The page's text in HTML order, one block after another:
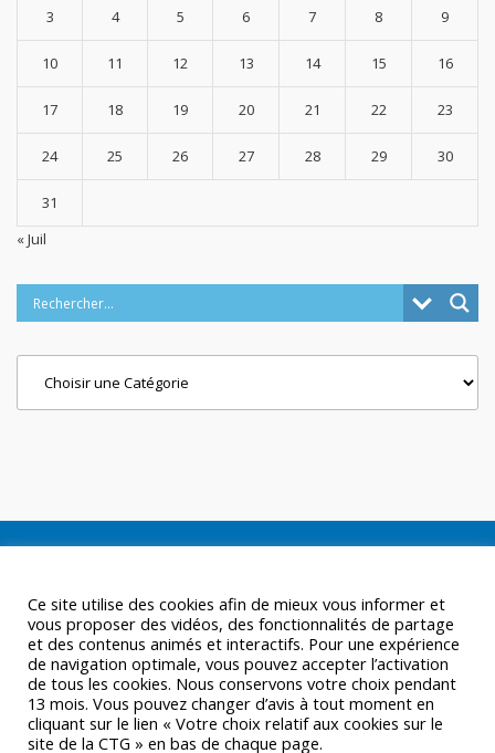
3 4 5 6 7 8 9
10 11 12 13 14 15 16
17 18 19 20 21 22 23
24 25 26 27 28 29 30
31
« Juil
Ce site utilise des cookies afin de mieux vous informer et
vous proposer des vidéos, des fonctionnalités de partage
et des contenus animés et interactifs. Pour une expérience
de navigation optimale, vous pouvez accepter l’activation
de tous les cookies. Nous conservons votre choix pendant
13 mois. Vous pouvez changer d’avis à tout moment en
cliquant sur le lien « Votre choix relatif aux cookies sur le
site de la CTG » en bas de chaque page.